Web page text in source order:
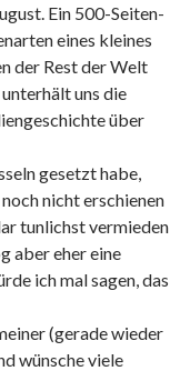
Ein 500-Seiten-
eines kleines
der Rest der Welt
uns die
über
gesetzt habe,
nicht erschienen
tunlichst vermieden
aber eher eine
ich mal sagen, das
(gerade wieder
wünsche viele